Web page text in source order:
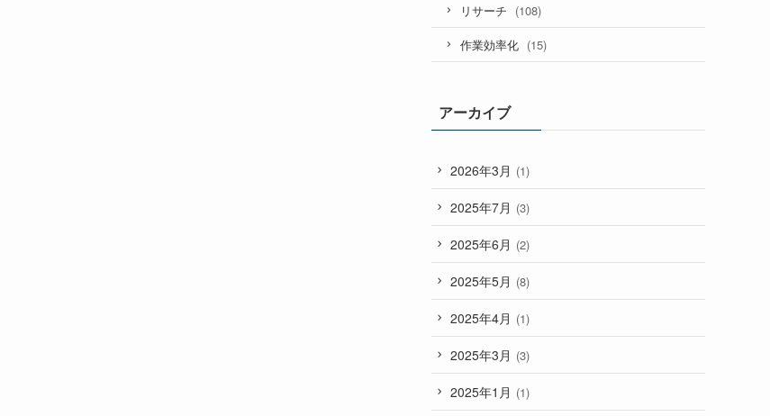
リサーチ (108)
作業効率化 (15)
アーカイブ
2026年3月 (1)
2025年7月 (3)
2025年6月 (2)
2025年5月 (8)
2025年4月 (1)
2025年3月 (3)
2025年1月 (1)